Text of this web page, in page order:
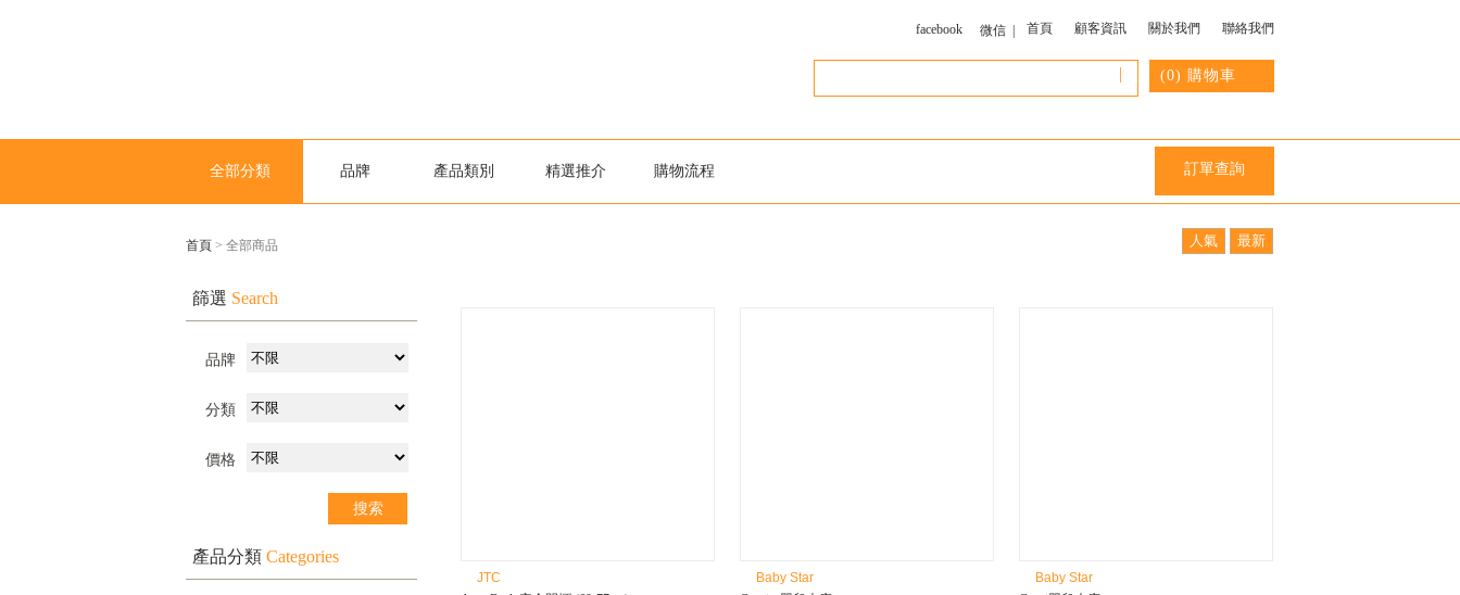
facebook 微信 | 首頁 顧客資訊 關於我們 聯絡我們
(0) 購物車
|
全部分類 品牌 產品類別 精選推介 購物流程 訂單查詢
首頁 > 全部商品
篩選 Search
品牌
分類
價格
產品分類 Categories
JTC
Baby Star
Baby Star